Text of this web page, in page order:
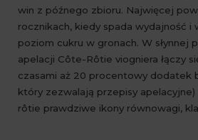
win z późnego zbioru. Najwięcej
rocznikach, kiedy spada wydajność i
poziom cukru w gronach. W słynnej
apelacji Côte-Rôtie viogniera łączy
czasami aż 20 procentowy dodatek
który zezwalają przepisy
rôtie prawdziwe ikony równowagi,